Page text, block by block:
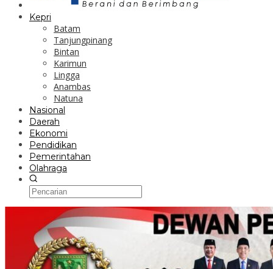
Kepri
Batam
Tanjungpinang
Bintan
Karimun
Lingga
Anambas
Natuna
Nasional
Daerah
Ekonomi
Pendidikan
Pemerintahan
Olahraga